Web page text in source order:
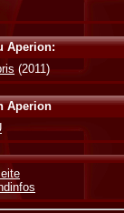
Aperion:
(2011)
Aperion